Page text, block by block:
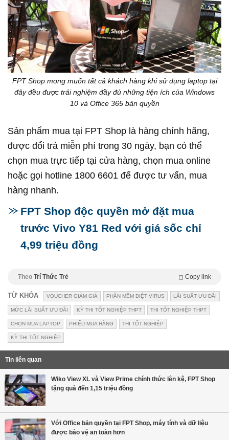
FPT Shop mong muốn tất cả khách hàng khi sử dụng laptop tại
đây đều được trải nghiệm đầy đủ những tiện ích của Windows
10 và Office 365 bản quyền
Sản phẩm mua tại FPT Shop là hàng chính hãng,
được đổi trả miễn phí trong 30 ngày, bạn có thể
chọn mua trực tiếp tại cửa hàng, chọn mua online
hoặc gọi hotline 1800 6601 để được tư vấn, mua
hàng nhanh.
FPT Shop độc quyền mở đặt mua
trước Vivo Y81 Red với giá sốc chỉ
4,99 triệu đồng
Theo Trí Thức Trẻ Copy link
TỪ KHÓA VOUCHER GIẢM GIÁ PHẦN MỀM DIỆT VIRUS LÃI SUẤT ƯU ĐÃI
MỨC LÃI SUẤT ƯU ĐÃI KỲ THI TỐT NGHIỆP THPT THI TỐT NGHIỆP THPT
CHỌN MUA LAPTOP PHIẾU MUA HÀNG THI TỐT NGHIỆP
KỲ THI TỐT NGHIỆP
Tin liên quan
Wiko View XL và View Prime chính thức lên kệ, FPT Shop
tặng quà đến 1,15 triệu đồng
Với Office bản quyền tại FPT Shop, máy tính và dữ liệu
được bảo vệ an toàn hơn